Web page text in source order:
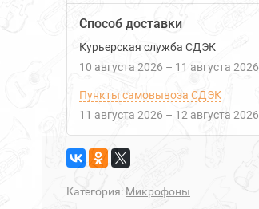
Способ доставки
Курьерская служба СДЭК
10 августа 2026 – 11 августа 2026
Пункты самовывоза СДЭК
11 августа 2026 – 12 августа 2026
Категория: Микрофоны